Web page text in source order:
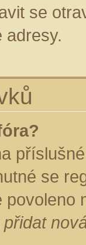
se
adresy.
se